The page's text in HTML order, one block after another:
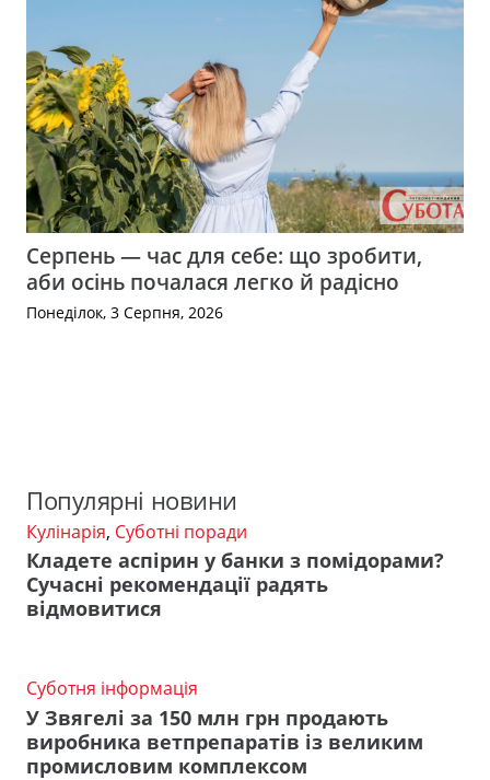
Серпень — час для себе: що зробити,
аби осінь почалася легко й радісно
Понеділок, 3 Серпня, 2026
Популярні новини
Кулінарія, Суботні поради
Кладете аспірин у банки з помідорами?
Сучасні рекомендації радять
відмовитися
Суботня інформація
У Звягелі за 150 млн грн продають
виробника ветпрепаратів із великим
промисловим комплексом